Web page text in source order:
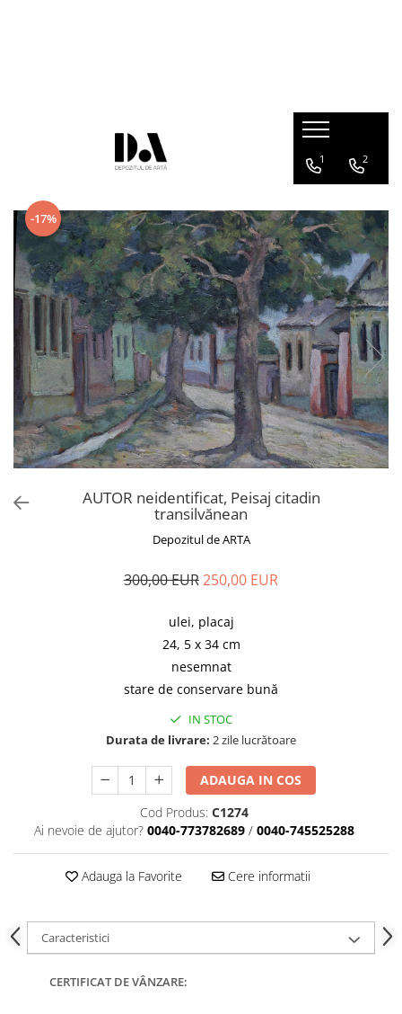
HEIM András (1946-2020)
1 2
-17%
AUTOR neidentificat, Peisaj citadin
transilvănean
Depozitul de ARTA
300,00 EUR250,00 EUR
ulei, placaj
24, 5 x 34 cm
nesemnat
stare de conservare bună
IN STOC
Durata de livrare: 2 zile lucrătoare
ADAUGA IN COS
Cod Produs: C1274
Ai nevoie de ajutor? 0040-773782689 / 0040-745525288
Adauga la Favorite Cere informatii
Caracteristici
CERTIFICAT DE VÂNZARE: